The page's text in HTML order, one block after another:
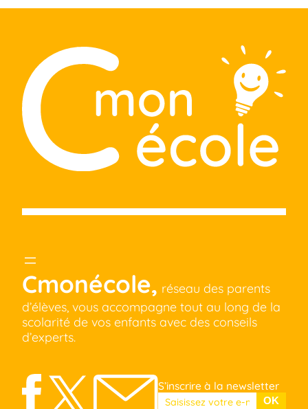
Cmonécole, réseau des parents
d’élèves, vous accompagne tout au long de la
scolarité de vos enfants avec des conseils
d’experts.
S’inscrire à la newsletter